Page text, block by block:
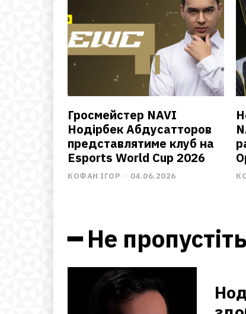
Гросмейстер NAVI
Нодірбек Абдусатторов
представлятиме клуб на
Esports World Cup 2026
КОФАН ІГОР - 04.06.2026
━ Не